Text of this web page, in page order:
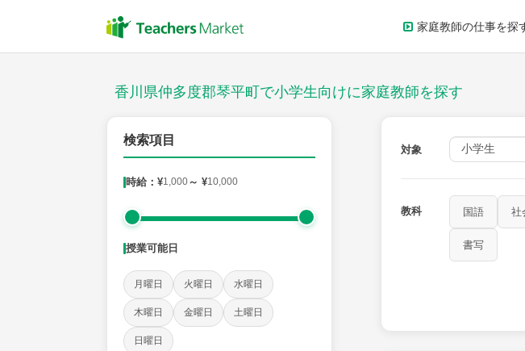
家庭教師の仕事を探
香川県仲多度郡琴平町で小学生向けに家庭教師を探す
検索項目
時給：¥1,000～ ¥10,000
授業可能日
月曜日 火曜日 水曜日
木曜日 金曜日 土曜日
日曜日
対象
教科 国語 社
書写
授業スタイル
社会 算数 理科
時給：¥1,000 ～ ¥10,000